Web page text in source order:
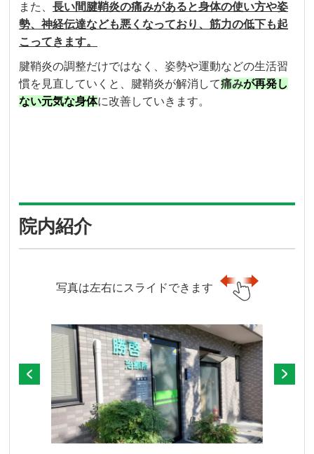
また、長い間腱鞘炎の痛みがあると身体の使い方や姿
勢、神経伝達なども悪くなっており、筋力の低下も起
こってきます。
腱鞘炎の調整だけではなく、姿勢や運動などの生活習
慣を見直していくと、腱鞘炎が解消して痛みが再発し
ない元気な身体に改善していきます。
院内紹介
写真は左右にスライドできます